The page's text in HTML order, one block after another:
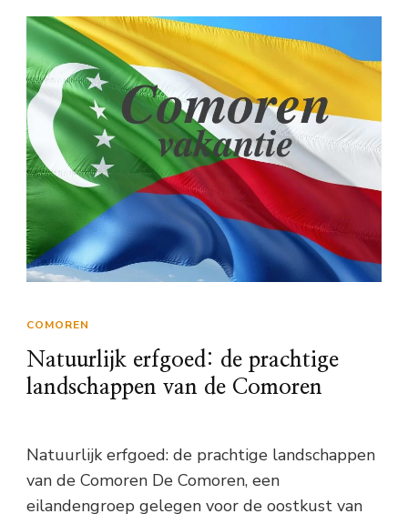
COMOREN
Natuurlijk erfgoed: de prachtige
landschappen van de Comoren
Natuurlijk erfgoed: de prachtige landschappen
van de Comoren De Comoren, een
eilandengroep gelegen voor de oostkust van